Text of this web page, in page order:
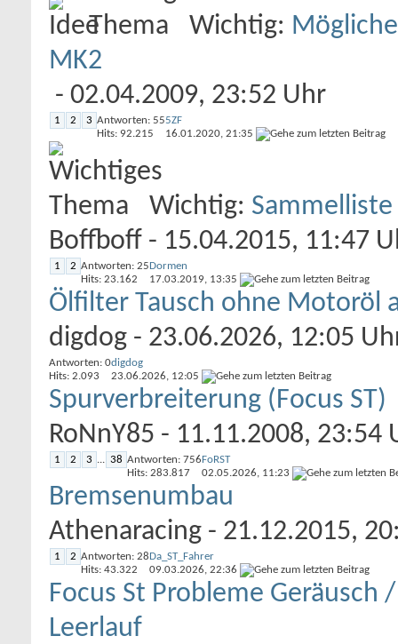
Wichtig:
MK2
- 02.04.2009, 23:52 Uhr
1 2 3 Antworten: 55
Hits: 92.215
5ZF
16.01.2020, 21:35
Wichtig: Sammelliste
Boffboff - 15.04.2015, 11:47
1 2 Antworten: 25
Hits: 23.162
Dormen
17.03.2019, 13:35
Ölfilter Tausch ohne Motoröl
digdog - 23.06.2026, 12:05
Antworten: 0
Hits: 2.093
digdog
23.06.2026, 12:05
Spurverbreiterung (Focus ST)
RoNnY85 - 11.11.2008, 23:54
1 2 3 ... 38 Antworten: 756
Hits: 283.817
FoRST
02.05.2026, 11:23
Bremsenumbau
Athenaracing - 21.12.2015,
1 2 Antworten: 28
Hits: 43.322
Da_ST_Fahrer
09.03.2026, 22:36
Focus St Probleme
Leerlauf